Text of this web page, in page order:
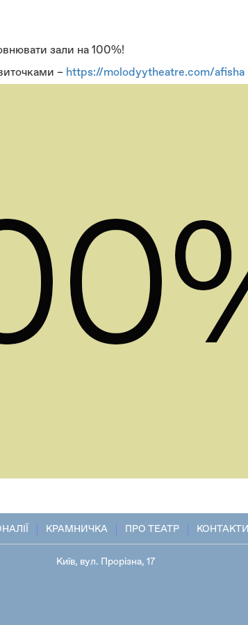
зали на 100%!
– https://molodyytheatre.com/afisha
КРАМНИЧКА ПРО ТЕАТР КОНТАКТИ
Київ, вул. Прорізна, 17